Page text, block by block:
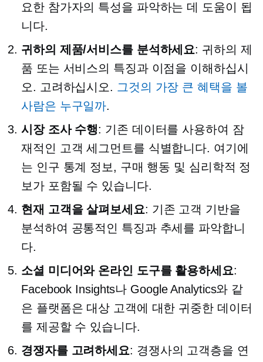
요한 참가자의 특성을 파악하는 데 도움이 됩
니다.
귀하의 제품/서비스를 분석하세요: 귀하의 제
품 또는 서비스의 특징과 이점을 이해하십시
오. 고려하십시오. 그것의 가장 큰 혜택을 볼
사람은 누구일까.
시장 조사 수행: 기존 데이터를 사용하여 잠
재적인 고객 세그먼트를 식별합니다. 여기에
는 인구 통계 정보, 구매 행동 및 심리학적 정
보가 포함될 수 있습니다.
현재 고객을 살펴보세요: 기존 고객 기반을
분석하여 공통적인 특징과 추세를 파악합니
다.
소셜 미디어와 온라인 도구를 활용하세요:
Facebook Insights나 Google Analytics와 같
은 플랫폼은 대상 고객에 대한 귀중한 데이터
를 제공할 수 있습니다.
경쟁자를 고려하세요: 경쟁사의 고객층을 연